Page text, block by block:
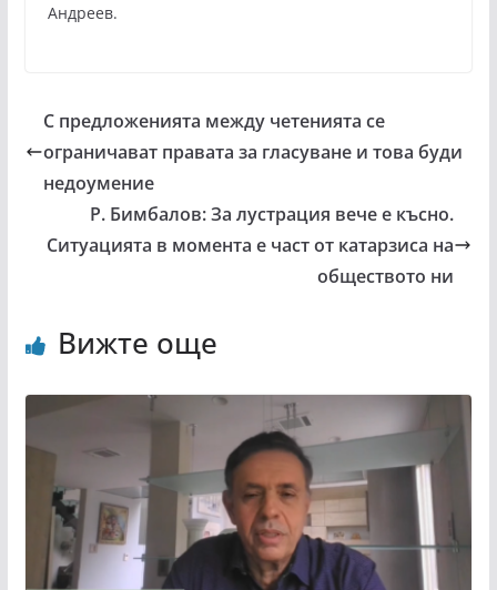
Андреев.
С предложенията между четенията се
ограничават правата за гласуване и това буди
недоумение
Р. Бимбалов: За лустрация вече е късно.
Ситуацията в момента е част от катарзиса на
обществото ни
Вижте още